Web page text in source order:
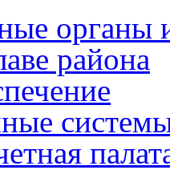
органы
района